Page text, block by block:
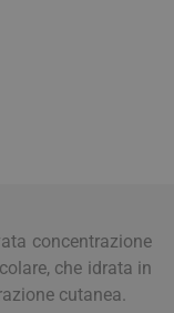
concentrazione
che idrata in
cutanea.